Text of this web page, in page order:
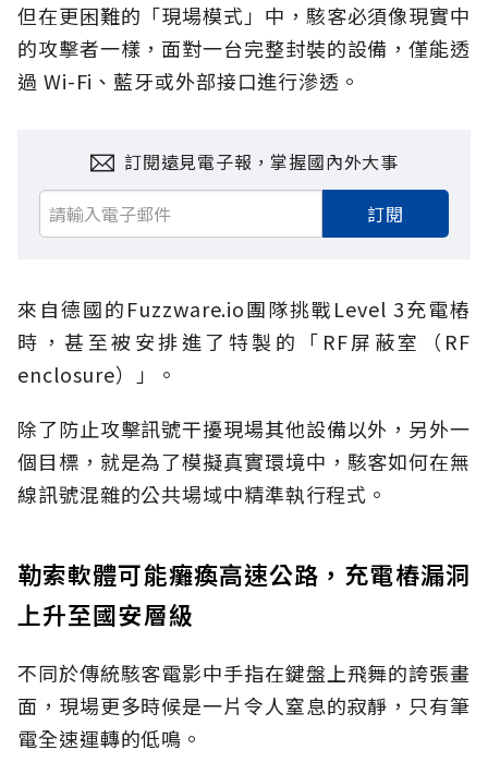
但在更困難的「現場模式」中，駭客必須像現實中
的攻擊者一樣，面對一台完整封裝的設備，僅能透
過 Wi-Fi、藍牙或外部接口進行滲透。
訂閱遠見電子報，掌握國內外大事
訂閱
來自德國的Fuzzware.io團隊挑戰Level 3充電樁
時，甚至被安排進了特製的「RF屏蔽室（RF
enclosure）」。
除了防止攻擊訊號干擾現場其他設備以外，另外一
個目標，就是為了模擬真實環境中，駭客如何在無
線訊號混雜的公共場域中精準執行程式。
勒索軟體可能癱瘓高速公路，充電樁漏洞
上升至國安層級
不同於傳統駭客電影中手指在鍵盤上飛舞的誇張畫
面，現場更多時候是一片令人窒息的寂靜，只有筆
電全速運轉的低鳴。